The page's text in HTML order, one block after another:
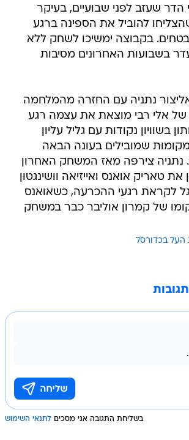
הדר שעזב לפני שבועיים, בעיקר
להוביל את הספינה ברגע
בקבוצה ימשיכו לשחק ללא
בשבועות האחרונים מסיבות
נתניה עם החזרה מהמלחמה
של אלי רבי מוצאת את עצמה רגע
בשוויון נקודות עם גליל עליון
שמובילים בעונה הבאה
נתניה צירפה מאז המשחק האחרון
את טאריק אואנס ואייזיאה וושינגטון
לקראת רגעי ההכרעה, כשאואנס
של קמרון אוליבר כבר במשחק
העל בכדורסל
בשליחת התגובה אני מסכים לתנאי השימוש